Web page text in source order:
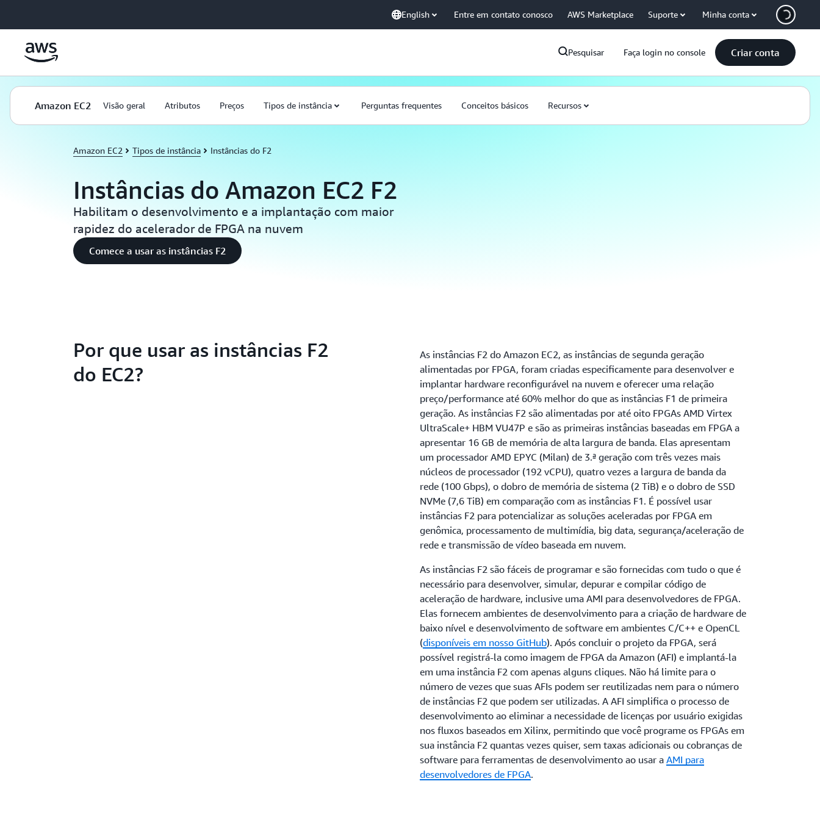
English Entre em contato conosco AWS Marketplace Suporte Minha conta
Pesquisar Faça login no console Criar conta
Amazon EC2 Visão geral Atributos Preços Tipos de instância Perguntas frequentes Conceitos básicos Recursos
Amazon EC2 Tipos de instância Instâncias do F2
Instâncias do Amazon EC2 F2
Habilitam o desenvolvimento e a implantação com maior
rapidez do acelerador de FPGA na nuvem
Comece a usar as instâncias F2
Por que usar as instâncias F2
do EC2?
As instâncias F2 do Amazon EC2, as instâncias de segunda geração
alimentadas por FPGA, foram criadas especificamente para desenvolver e
implantar hardware reconfigurável na nuvem e oferecer uma relação
preço/performance até 60% melhor do que as instâncias F1 de primeira
geração. As instâncias F2 são alimentadas por até oito FPGAs AMD Virtex
UltraScale+ HBM VU47P e são as primeiras instâncias baseadas em FPGA a
apresentar 16 GB de memória de alta largura de banda. Elas apresentam
um processador AMD EPYC (Milan) de 3.ª geração com três vezes mais
núcleos de processador (192 vCPU), quatro vezes a largura de banda da
rede (100 Gbps), o dobro de memória de sistema (2 TiB) e o dobro de SSD
NVMe (7,6 TiB) em comparação com as instâncias F1. É possível usar
instâncias F2 para potencializar as soluções aceleradas por FPGA em
genômica, processamento de multimídia, big data, segurança/aceleração de
rede e transmissão de vídeo baseada em nuvem.
As instâncias F2 são fáceis de programar e são fornecidas com tudo o que é
necessário para desenvolver, simular, depurar e compilar código de
aceleração de hardware, inclusive uma AMI para desenvolvedores de FPGA.
Elas fornecem ambientes de desenvolvimento para a criação de hardware de
baixo nível e desenvolvimento de software em ambientes C/C++ e OpenCL
(disponíveis em nosso GitHub). Após concluir o projeto da FPGA, será
possível registrá-la como imagem de FPGA da Amazon (AFI) e implantá-la
em uma instância F2 com apenas alguns cliques. Não há limite para o
número de vezes que suas AFIs podem ser reutilizadas nem para o número
de instâncias F2 que podem ser utilizadas. A AFI simplifica o processo de
desenvolvimento ao eliminar a necessidade de licenças por usuário exigidas
nos fluxos baseados em Xilinx, permitindo que você programe os FPGAs em
sua instância F2 quantas vezes quiser, sem taxas adicionais ou cobranças de
software para ferramentas de desenvolvimento ao usar a AMI para
desenvolvedores de FPGA.